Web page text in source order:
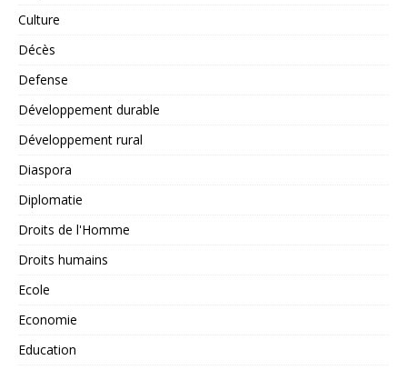
Culture
Décès
Defense
Développement durable
Développement rural
Diaspora
Diplomatie
Droits de l'Homme
Droits humains
Ecole
Economie
Education